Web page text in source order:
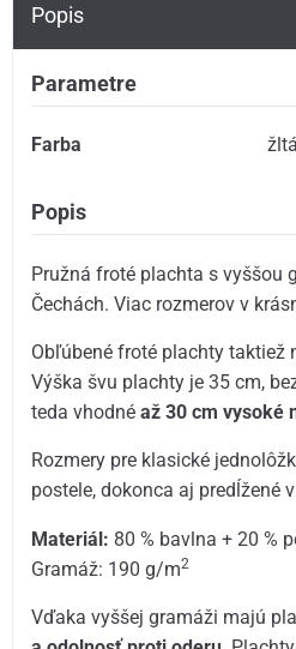
Popis
Parametre
Farba žltá
Popis
Pružná froté plachta s vyššou
Čechách. Viac rozmerov v
Obľúbené froté plachty taktiež
Výška švu plachty je 35 cm,
teda vhodnéaž 30 cm vysoké
Rozmery pre klasické
postele, dokonca aj predĺžené
Materiál: 80 % bavlna + 20 %
Gramáž: 190 g/m2
Vďaka vyššej gramáži majú